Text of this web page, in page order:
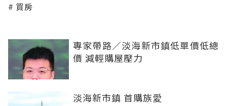
買房
專家帶路／淡海新市鎮低單價低總
價 減輕購屋壓力
淡海新市鎮 首購族愛